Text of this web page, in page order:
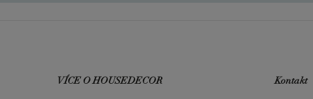
VÍCE O HOUSEDECOR Kontakt